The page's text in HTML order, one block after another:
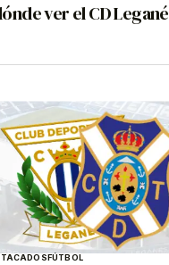
ver el CD
FÚTBOL